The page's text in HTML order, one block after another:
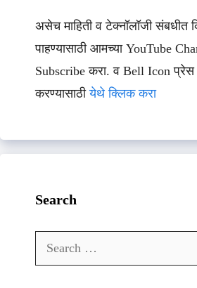
असेच माहिती व टेक्नॉलॉजी संबधीत
पाहण्यासाठी आमच्या YouTube
Subscribe करा. व Bell Icon प्रेस
करण्यासाठीयेथे क्लिक करा
Search
Search
for: